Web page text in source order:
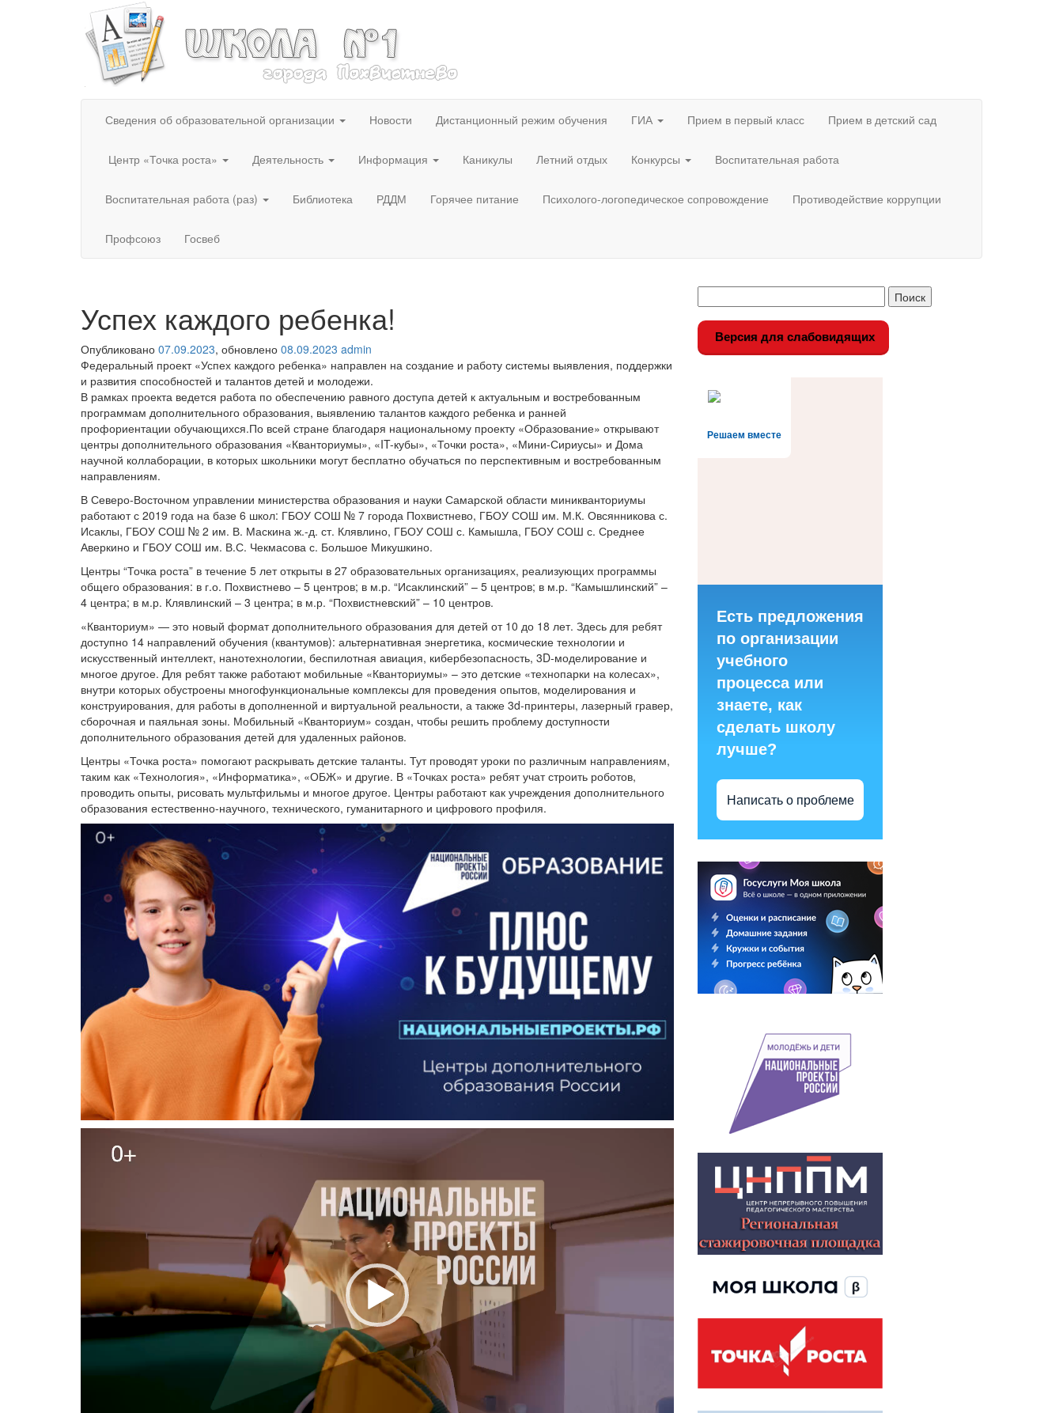
Сведения об образовательной организации Новости Дистанционный режим обучения ГИА Прием в первый класс Прием в детский сад
Центр «Точка роста» Деятельность Информация Каникулы Летний отдых Конкурсы Воспитательная работа
Воспитательная работа (раз) Библиотека РДДМ Горячее питание Психолого-логопедическое сопровождение Противодействие коррупции
Профсоюз Госвеб
Успех каждого ребенка!
Опубликовано 07.09.2023, обновлено 08.09.2023 admin
Федеральный проект «Успех каждого ребенка» направлен на создание и работу системы выявления, поддержки
и развития способностей и талантов детей и молодежи.
В рамках проекта ведется работа по обеспечению равного доступа детей к актуальным и востребованным
программам дополнительного образования, выявлению талантов каждого ребенка и ранней
профориентации обучающихся.По всей стране благодаря национальному проекту «Образование» открывают
центры дополнительного образования «Кванториумы», «IT-кубы», «Точки роста», «Мини-Сириусы» и Дома
научной коллаборации, в которых школьники могут бесплатно обучаться по перспективным и востребованным
направлениям.
В Северо-Восточном управлении министерства образования и науки Самарской области миникванториумы
работают с 2019 года на базе 6 школ: ГБОУ СОШ № 7 города Похвистнево, ГБОУ СОШ им. М.К. Овсянникова с.
Исаклы, ГБОУ СОШ № 2 им. В. Маскина ж.-д. ст. Клявлино, ГБОУ СОШ с. Камышла, ГБОУ СОШ с. Среднее
Аверкино и ГБОУ СОШ им. В.С. Чекмасова с. Большое Микушкино.
Центры “Точка роста” в течение 5 лет открыты в 27 образовательных организациях, реализующих программы
общего образования: в г.о. Похвистнево – 5 центров; в м.р. “Исаклинский” – 5 центров; в м.р. “Камышлинский” –
4 центра; в м.р. Клявлинский – 3 центра; в м.р. “Похвистневский” – 10 центров.
«Кванториум» — это новый формат дополнительного образования для детей от 10 до 18 лет. Здесь для ребят
доступно 14 направлений обучения (квантумов): альтернативная энергетика, космические технологии и
искусственный интеллект, нанотехнологии, беспилотная авиация, кибербезопасность, 3D-моделирование и
многое другое. Для ребят также работают мобильные «Кванториумы» – это детские «технопарки на колесах»,
внутри которых обустроены многофункциональные комплексы для проведения опытов, моделирования и
конструирования, для работы в дополненной и виртуальной реальности, а также 3d-принтеры, лазерный гравер,
сборочная и паяльная зоны. Мобильный «Кванториум» создан, чтобы решить проблему доступности
дополнительного образования детей для удаленных районов.
Центры «Точка роста» помогают раскрывать детские таланты. Тут проводят уроки по различным направлениям,
таким как «Технология», «Информатика», «ОБЖ» и другие. В «Точках роста» ребят учат строить роботов,
проводить опыты, рисовать мультфильмы и многое другое. Центры работают как учреждения дополнительного
образования естественно-научного, технического, гуманитарного и цифрового профиля.
Версия для слабовидящих
Решаем вместе
Есть предложения
по организации
учебного
процесса или
знаете, как
сделать школу
лучше?
Написать о проблеме